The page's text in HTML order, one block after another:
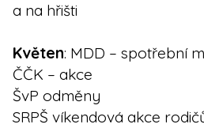
a na hřišti
Květen: MDD – spotřební
ČČK – akce
ŠvP odměny
SRPŠ víkendová akce